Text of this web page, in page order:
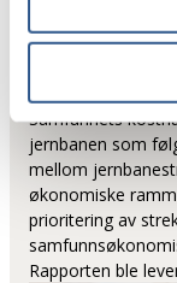
Samfunnets
jernbanen som
mellom
økonomiske
prioritering av
Rapporten ble